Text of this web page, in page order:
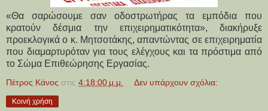
«Θα σαρώσουμε σαν οδοστρωτήρας τα εμπόδια που
κρατούν δέσμια την επιχειρηματικότητα», διακήρυξε
προεκλογικά ο κ. Μητσοτάκης, απαντώντας σε επιχειρηματία
που διαμαρτυρόταν για τους ελέγχους και τα πρόστιμα από
το Σώμα Επιθεώρησης Εργασίας.
Πέτρος Κάνος στις 4:18:00 μ.μ. Δεν υπάρχουν σχόλια:
Κοινή χρήση